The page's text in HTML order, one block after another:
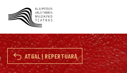
ATGAL Į REPERTUARĄ